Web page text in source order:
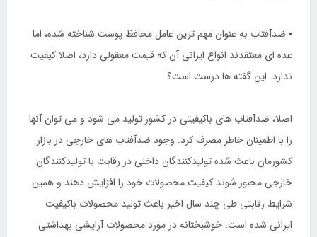
▪ ضدآفتاب به عنوان مهم ترین عامل محافظ پوست شناخته شده، اما
عده ای معتقدند انواع ایرانی آن که قیمت معقولی دارد، اصلا کیفیت
ندارد. این گفته ها درست است؟
اصلا، ضدآفتاب های باکیفیتی در کشور تولید می شود و می توان آنها
را با اطمینان خاطر مصرف کرد. وجود ضدآفتاب های خارجی در بازار
کشورمان باعث شده تولیدکنندگان داخلی در رقابت با تولیدکنندگان
خارجی مجبور شوند کیفیت محصولات خود را افزایش دهند و همین
شرایط رقابتی طی چند سال اخیر باعث تولید محصولات باکیفیت
ایرانی شده است. خوشبختانه در مورد محصولات آرایشی بهداشتی